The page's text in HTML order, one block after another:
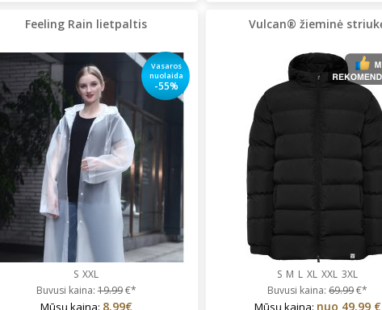
Jurgita Starkute Jasinskiene
Malonus bendravimas,greitas
aptarnavimas ,prekes kokybiskos
Vidija Guobaitė
Prekės tikrai
kokybiškos, perku ne vienerius
metus. Tik su dydžiais vis
nepataikiau, bet visada paimu
pora dydžių, vietoje pasimatuoju
ir išsirenku kas labiausiai tinka.
Feeling Rain lietpaltis
Vasaros
nuolaida
-55%
S XXL
Buvusi kaina:19.99€*
Mūsų kaina: 8.99€
Vulcan® žieminė
S M L XL XXL 3XL
Buvusi kaina:69.99€*
Mūsų kaina: nuo 49.99 €